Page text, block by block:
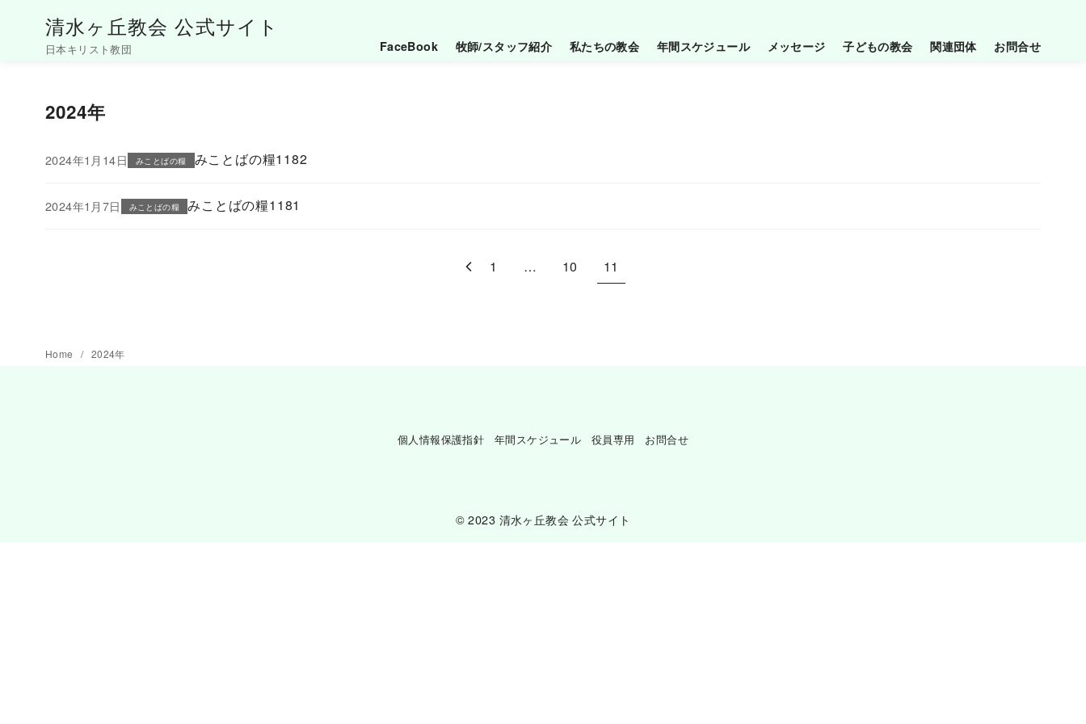
清水ヶ丘教会 公式サイト
日本キリスト教団 FaceBook 牧師/スタッフ紹介 私たちの教会 年間スケジュール メッセージ 子どもの教会 関連団体 お問合せ
2024年
2024年1月14日 みことばの糧 みことばの糧1182
2024年1月7日 みことばの糧 みことばの糧1181
1 … 10 11
Home 2024年
個人情報保護指針 年間スケジュール 役員専用 お問合せ
© 2023 清水ヶ丘教会 公式サイト